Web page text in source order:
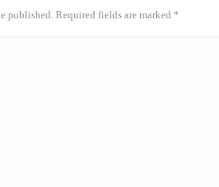
published. Required fields are marked *